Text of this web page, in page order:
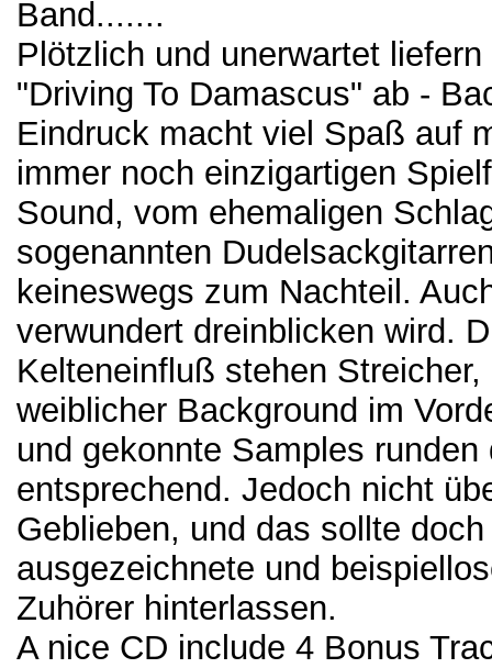
Band.......
Plötzlich und unerwartet
"Driving To Damascus" ab -
Eindruck macht viel Spaß auf
immer noch einzigartigen
Sound, vom ehemaligen
sogenannten
keineswegs zum Nachteil.
verwundert dreinblicken wird.
Kelteneinfluß stehen
weiblicher Background im
und gekonnte Samples
entsprechend. Jedoch nicht
Geblieben, und das sollte
ausgezeichnete und
Zuhörer hinterlassen.
A nice CD include 4 Bonus